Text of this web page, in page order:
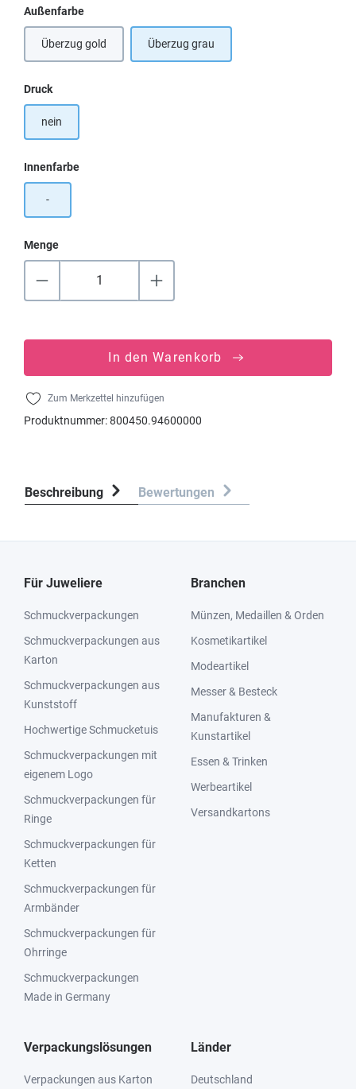
Außenfarbeauswählen
Überzug gold Überzug grau
Druckauswählen
nein
Innenfarbeauswählen
-
Menge
In den Warenkorb
Zum Merkzettel hinzufügen
Produktnummer:800450.94600000
Beschreibung Bewertungen
Für Juweliere
Schmuckverpackungen
Schmuckverpackungen aus
Karton
Schmuckverpackungen aus
Kunststoff
Hochwertige Schmucketuis
Schmuckverpackungen mit
eigenem Logo
Schmuckverpackungen für
Ringe
Schmuckverpackungen für
Ketten
Schmuckverpackungen für
Armbänder
Schmuckverpackungen für
Ohrringe
Schmuckverpackungen
Made in Germany
Branchen
Münzen, Medaillen & Orden
Kosmetikartikel
Modeartikel
Messer & Besteck
Manufakturen &
Kunstartikel
Essen & Trinken
Werbeartikel
Versandkartons
Verpackungslösungen
Verpackungen aus Karton
Länder
Deutschland